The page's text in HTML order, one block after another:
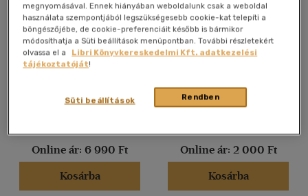
Vélemény szerint
(48)
(2)
(2597)
Mennyiségtan (Számtan és
mértan)
Gidró Bonifác
Online ár: 6 990 Ft
Kosárba
Öl-méter átszámító
táblázat
Antikvár partner
Online ár: 2 000 Ft
Kosárba
megnyomásával. Ennek hiányában weboldalunk csak a weboldal
használata szempontjából legszükségesebb cookie-kat telepíti a
böngészőjébe, de cookie-preferenciáit később is bármikor
módosíthatja a Süti beállítások menüpontban. További részletekért
olvassa el a
Libri Könyvkereskedelmi Kft. adatkezelési
tájékoztatóját!
Rendben
Süti beállítások